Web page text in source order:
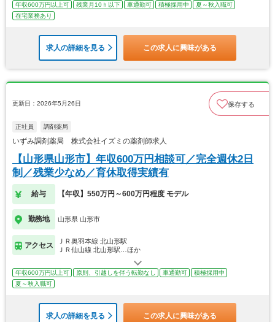
年収600万円以上可 残業月10ｈ以下 車通勤可 積極採用中
夏～秋入職可
在宅業務あり
求人の詳細を見る この求人に興味がある
更新日：2026年5月26日 保存する
正社員 調剤薬局
いずみ調剤薬局 株式会社イズミの薬剤師求人
【山形県山形市】年収600万円相談可／完全週休2日
制／残業少なめ／育休取得実績有
給与 【年収】550万円～600万円程度 モデル
勤務地 山形県 山形市
アクセス
ＪＲ奥羽本線 北山形駅
ＪＲ仙山線 北山形駅…ほか
年収600万円以上可 原則、引越しを伴う転勤なし 車通勤可
積極採用中
夏～秋入職可
求人の詳細を見る この求人に興味がある